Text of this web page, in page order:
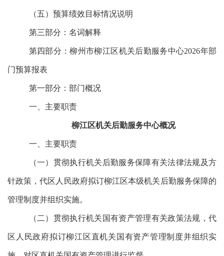
（五）预算绩效目标情况说明
第三部分：名词解释
第四部分：柳州市柳江区机关后勤服务中心2026年部
门预算报表
第一部分：部门概况
一、主要职责
柳江区机关后勤服务中心概况
一、主要职责
（一）贯彻执行机关后勤服务保障有关法律法规及方
针政策，代区人民政府拟订柳江区本级机关后勤服务保障的
管理制度并组织实施。
（二）贯彻执行机关国有资产管理有关政策法规，代
区人民政府拟订柳江区直机关国有资产管理制度并组织实